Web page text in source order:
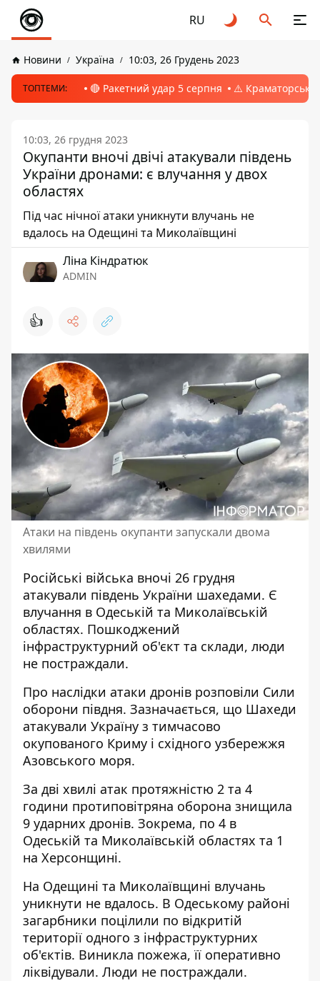
RU
Новини Україна 10:03, 26 Грудень 2023
ТОПТЕМИ: 🔴 Ракетний удар 5 серпня ⚠️ Краматорськ,
10:03, 26 грудня 2023
Окупанти вночі двічі атакували південь
України дронами: є влучання у двох
областях
Під час нічної атаки уникнути влучань не
вдалось на Одещині та Миколаївщині
Ліна Кіндратюк
ADMIN
👍
Атаки на південь окупанти запускали двома
хвилями
Російські війська вночі 26 грудня
атакували південь України шахедами. Є
влучання в Одеській та Миколаївській
областях. Пошкоджений
інфраструктурний об'єкт та склади, люди
не постраждали.
Про наслідки атаки дронів розповіли Сили
оборони півдня. Зазначається, що Шахеди
атакували Україну з тимчасово
окупованого Криму і східного узбережжя
Азовського моря.
За дві хвилі атак протяжністю 2 та 4
години протиповітряна оборона знищила
9 ударних дронів. Зокрема, по 4 в
Одеській та Миколаївській областях та 1
на Херсонщині.
На Одещині та Миколаївщині влучань
уникнути не вдалось. В Одеському районі
загарбники поцілили по відкритій
території одного з інфраструктурних
об'єктів. Виникла пожежа, її оперативно
ліквідували. Люди не постраждали.